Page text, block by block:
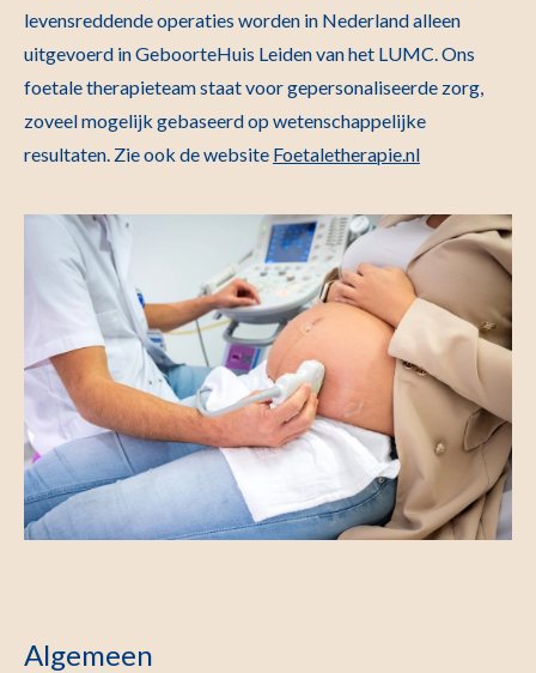
levensreddende operaties worden in Nederland alleen
uitgevoerd in GeboorteHuis Leiden van het LUMC. Ons
foetale therapieteam staat voor gepersonaliseerde zorg,
zoveel mogelijk gebaseerd op wetenschappelijke
resultaten. Zie ook de website Foetaletherapie.nl
Algemeen